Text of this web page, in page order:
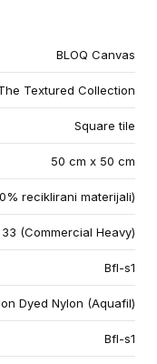
BLOQ Canvas
Textured Collection
Square tile
50 cm x 50 cm
reciklirani materijali)
(Commercial Heavy)
Bfl-s1
Dyed Nylon (Aquafil)
Bfl-s1